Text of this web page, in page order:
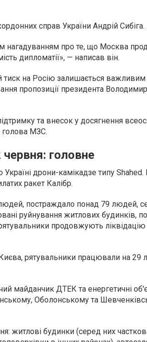
справ України Андрій Сибіга.
нагадуванням про те, що Москва
дипломатії», — написав він.
тиск на Росію залишається
пропозиції президента
та внесок у досягнення
голова МЗС.
головне
дрони-камікадзе типу Shahed.
ракет Калібр.
постраждало понад 79 людей,
руйнування житлових будинків,
продовжують ліквідацію
рятувальники працювали на 29
майданчик ДТЕК та енергетичні
Оболонському та
житлові будинки (серед них